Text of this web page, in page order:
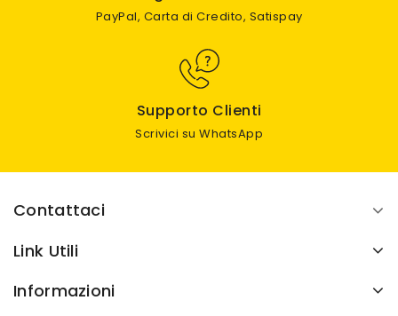
PayPal, Carta di Credito, Satispay
Supporto Clienti
Scrivici su WhatsApp
Contattaci
Link Utili
Informazioni